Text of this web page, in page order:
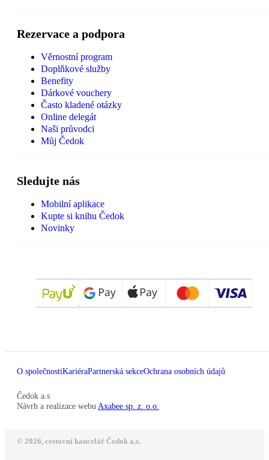
Rezervace a podpora
Věrnostní program
Doplňkové služby
Benefity
Dárkové vouchery
Často kladené otázky
Online delegát
Naši průvodci
Můj Čedok
Sledujte nás
Mobilní aplikace
Kupte si knihu Čedok
Novinky
O společnostiKariéraPartnerská sekceOchrana osobních údajů
Čedok a.s
Návrh a realizace webu Axabee sp. z. o.o.
© 2026, cestovní kancelář Čedok a.s.